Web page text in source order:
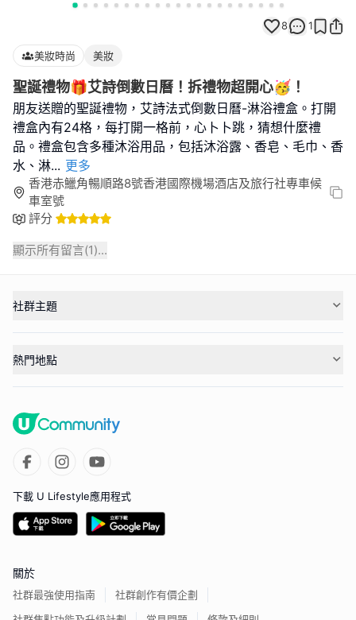
8 1
美妝時尚 美妝
聖誕禮物🎁艾詩倒數日曆！拆禮物超開心🥳！
朋友送贈的聖誕禮物，艾詩法式倒數日曆-淋浴禮盒。打開
禮盒內有24格，每打開一格前，心卜卜跳，猜想什麼禮
品。禮盒包含多種沐浴用品，包括沐浴露、香皂、毛巾、香
水、淋... 更多
香港赤鱲角暢順路8號香港國際機場酒店及旅行社專車候
車室號
評分
顯示所有留言(1)...
社群主題
熱門地點
下載 U Lifestyle應用程式
關於
社群最強使用指南
社群創作有價企劃